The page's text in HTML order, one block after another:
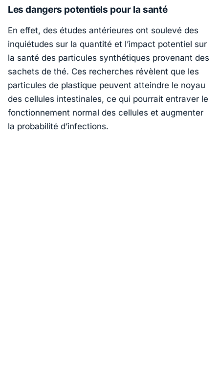
Les dangers potentiels pour la santé
En effet, des études antérieures ont soulevé des
inquiétudes sur la quantité et l’impact potentiel sur
la santé des particules synthétiques provenant des
sachets de thé. Ces recherches révèlent que les
particules de plastique peuvent atteindre le noyau
des cellules intestinales, ce qui pourrait entraver le
fonctionnement normal des cellules et augmenter
la probabilité d’infections.